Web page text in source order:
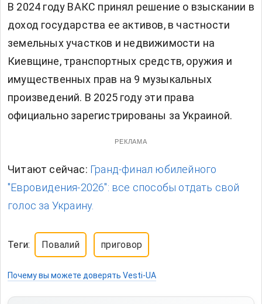
В 2024 году ВАКС принял решение о взыскании в
доход государства ее активов, в частности
земельных участков и недвижимости на
Киевщине, транспортных средств, оружия и
имущественных прав на 9 музыкальных
произведений. В 2025 году эти права
официально зарегистрированы за Украиной.
РЕКЛАМА
Читают сейчас: Гранд-финал юбилейного
"Евровидения-2026": все способы отдать свой
голос за Украину.
Теги: Повалий приговор
Почему вы можете доверять Vesti-UA